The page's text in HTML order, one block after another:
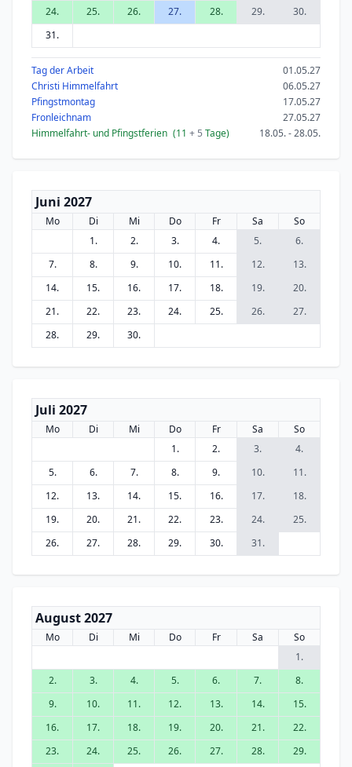
24. 25. 26. 27. 28. 29.
30.
31.
Tag der Arbeit
01.05.27
Christi Himmelfahrt
06.05.27
Pfingstmontag
17.05.27
Fronleichnam
27.05.27
Himmelfahrt- und Pfingstferien (11 + 5 Tage) 18.05. - 28.05.
Juni 2027
Mo Di Mi Do Fr Sa
So
1.
2. 3. 4. 5.
6.
7.
8. 9. 10. 11. 12.
13.
14.
15. 16. 17. 18. 19.
20.
21.
22. 23. 24. 25. 26.
27.
28.
29. 30.
Juli 2027
Mo Di Mi Do Fr Sa
So
1.
2. 3.
4.
5.
6. 7. 8. 9. 10.
11.
12.
13. 14. 15. 16. 17.
18.
19.
20. 21. 22. 23. 24.
25.
26.
27. 28. 29. 30. 31.
August 2027
Mo Di Mi Do Fr Sa
So
1.
2.
3. 4. 5. 6. 7.
8.
9.
10. 11. 12. 13. 14.
15.
16.
17. 18. 19. 20. 21.
22.
23.
24. 25. 26. 27. 28.
29.